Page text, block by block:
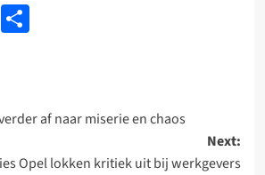
Delen
af naar miserie en chaos
Next:
Opel lokken kritiek uit bij werkgevers